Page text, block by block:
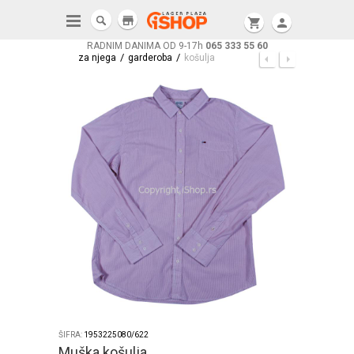
RADNIM DANIMA OD 9-17h 065 333 55 60
shopping_cart person
store
za njega / garderoba / košulja
ŠIFRA: 1953225080/622